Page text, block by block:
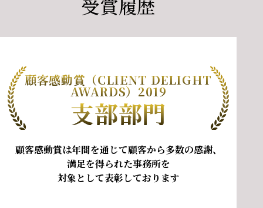
受賞履歴
顧客感動賞（CLIENT DELIGHT
AWARDS）2019
支部部門
顧客感動賞は年間を通じて顧客から多数の感謝、
満足を得られた事務所を
対象として表彰しております